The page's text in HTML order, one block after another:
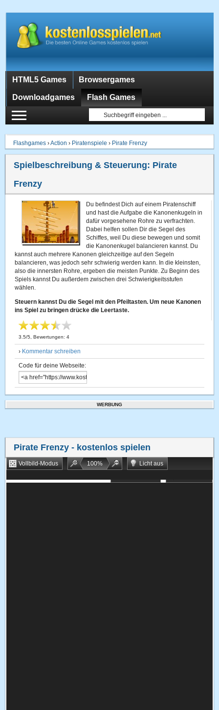
HTML5 Games Browsergames
Downloadgames Flash Games
Flashgames ›Action › Piratenspiele › Pirate Frenzy
Spielbeschreibung & Steuerung: Pirate
Frenzy
Du befindest Dich auf einem Piratenschiff
und hast die Aufgabe die Kanonenkugeln in
dafür vorgesehene Rohre zu verfrachten.
Dabei helfen sollen Dir die Segel des
Schiffes, weil Du diese bewegen und somit
die Kanonenkugel balancieren kannst. Du
kannst auch mehrere Kanonen gleichzeitige auf den Segeln
balancieren, was jedoch sehr schwierig werden kann. In die kleinsten,
also die innersten Rohre, ergeben die meisten Punkte. Zu Beginn des
Spiels kannst Du außerdem zwischen drei Schwierigkeitsstufen
wählen.
Steuern kannst Du die Segel mit den Pfeiltasten. Um neue Kanonen
ins Spiel zu bringen drücke die Leertaste.
3.5/5 , Bewertungen:4
› Kommentar schreiben
Code für deine Webseite:
WERBUNG
Pirate Frenzy - kostenlos spielen
Vollbild-Modus 100%
Licht aus